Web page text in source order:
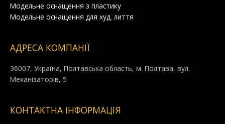
Модельне оснащення з пластику
Модельне оснащення для худ. лиття
АДРЕСА КОМПАНІЇ
36007, Україна, Полтавська область, м. Полтава, вул.
Механізаторів, 5
КОНТАКТНА ІНФОРМАЦІЯ
facebook